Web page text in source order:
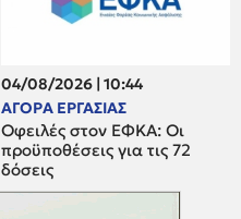
04/08/2026 | 10:44
ΑΓΟΡΑ ΕΡΓΑΣΙΑΣ
Οφειλές στον ΕΦΚΑ: Οι
προϋποθέσεις για τις 72
δόσεις